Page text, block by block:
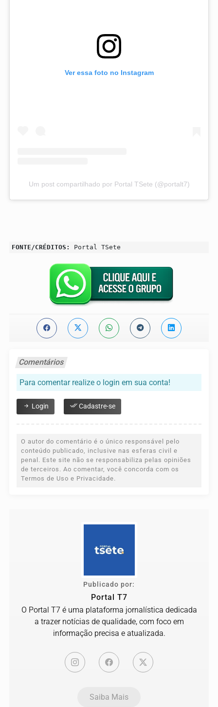
Ver essa foto no Instagram
Um post compartilhado por Portal TSete (@portalt7)
FONTE/CRÉDITOS: Portal TSete
Comentários
Para comentar realize o login em sua conta!
Login Cadastre-se
O autor do comentário é o único responsável pelo
conteúdo publicado, inclusive nas esferas civil e
penal. Este site não se responsabiliza pelas opiniões
de terceiros. Ao comentar, você concorda com os
Termos de Uso e Privacidade.
Publicado por:
Portal T7
O Portal T7 é uma plataforma jornalística dedicada
a trazer notícias de qualidade, com foco em
informação precisa e atualizada.
Saiba Mais